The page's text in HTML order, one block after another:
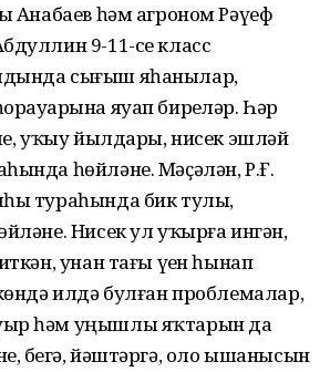
Аҙнабаев һәм агроном Рәүеф
9-11-се класс
сығыш яһанылар,
яуап бирҙеләр. Һәр
уҡыу йылдары, нисек эшләй
һөйләне. Мәҫәлән, Р.Ғ.
тураһында бик тулы,
Нисек ул уҡырға ингән,
унан тағы үҙен һынап
илдә булған проблемалар,
һәм уңышлы яҡтарын да
беҙгә, йәштәргә, оло ышанысын